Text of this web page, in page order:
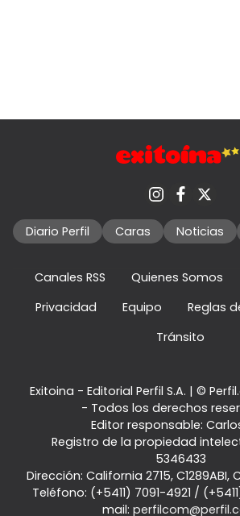
Diario Perfil Caras Noticias
Canales RSS Quienes Somos
Privacidad
Equipo
Reglas
Tránsito
Exitoina - Editorial Perfil S.A. | ©
- Todos los derechos
Editor responsable:
Registro de la propiedad
5346433
Dirección: California 2715, C1289ABI,
Teléfono: (+5411) 7091-4921 /
mail: